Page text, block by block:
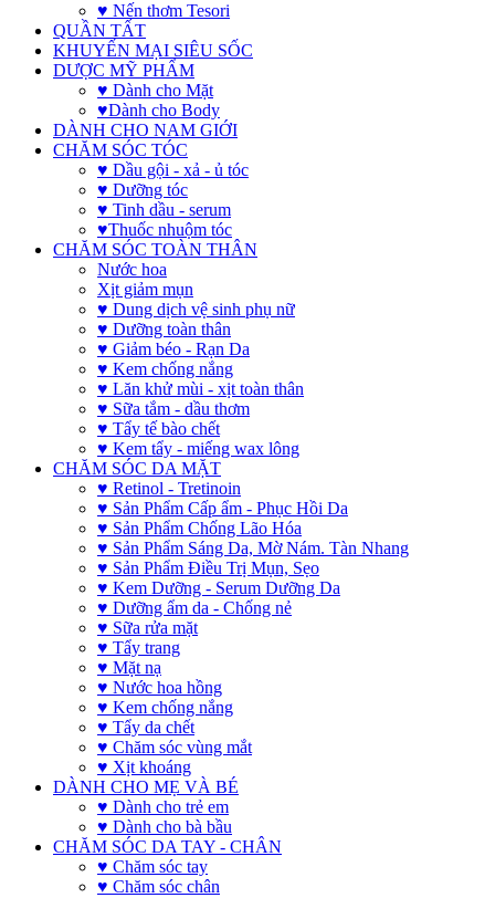
♥ Nến thơm Tesori
QUẦN TẤT
KHUYẾN MẠI SIÊU SỐC
DƯỢC MỸ PHẨM
♥ Dành cho Mặt
♥Dành cho Body
DÀNH CHO NAM GIỚI
CHĂM SÓC TÓC
♥ Dầu gội - xả - ủ tóc
♥ Dưỡng tóc
♥ Tinh dầu - serum
♥Thuốc nhuộm tóc
CHĂM SÓC TOÀN THÂN
Nước hoa
Xịt giảm mụn
♥ Dung dịch vệ sinh phụ nữ
♥ Dưỡng toàn thân
♥ Giảm béo - Rạn Da
♥ Kem chống nắng
♥ Lăn khử mùi - xịt toàn thân
♥ Sữa tắm - dầu thơm
♥ Tẩy tế bào chết
♥ Kem tẩy - miếng wax lông
CHĂM SÓC DA MẶT
♥ Retinol - Tretinoin
♥ Sản Phẩm Cấp ẩm - Phục Hồi Da
♥ Sản Phẩm Chống Lão Hóa
♥ Sản Phẩm Sáng Da, Mờ Nám. Tàn Nhang
♥ Sản Phẩm Điều Trị Mụn, Sẹo
♥ Kem Dưỡng - Serum Dưỡng Da
♥ Dưỡng ẩm da - Chống nẻ
♥ Sữa rửa mặt
♥ Tẩy trang
♥ Mặt nạ
♥ Nước hoa hồng
♥ Kem chống nắng
♥ Tẩy da chết
♥ Chăm sóc vùng mắt
♥ Xịt khoáng
DÀNH CHO MẸ VÀ BÉ
♥ Dành cho trẻ em
♥ Dành cho bà bầu
CHĂM SÓC DA TAY - CHÂN
♥ Chăm sóc tay
♥ Chăm sóc chân